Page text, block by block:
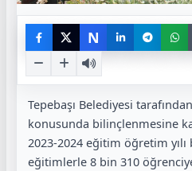
N
Tepebaşı Belediyesi
konusunda bilinçlenmesine
2023-2024 eğitim öğretim
eğitimlerle 8 bin 310 öğrenciye